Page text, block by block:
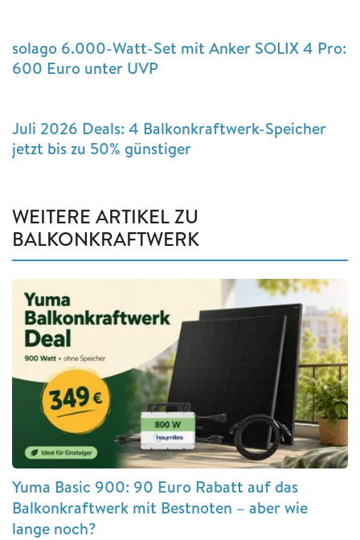
solago 6.000-Watt-Set mit Anker SOLIX 4 Pro:
600 Euro unter UVP
Juli 2026 Deals: 4 Balkonkraftwerk-Speicher
jetzt bis zu 50% günstiger
WEITERE ARTIKEL ZU
BALKONKRAFTWERK
Yuma Basic 900: 90 Euro Rabatt auf das
Balkonkraftwerk mit Bestnoten – aber wie
lange noch?